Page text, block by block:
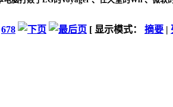
678 [ 显示模式： 摘要 |